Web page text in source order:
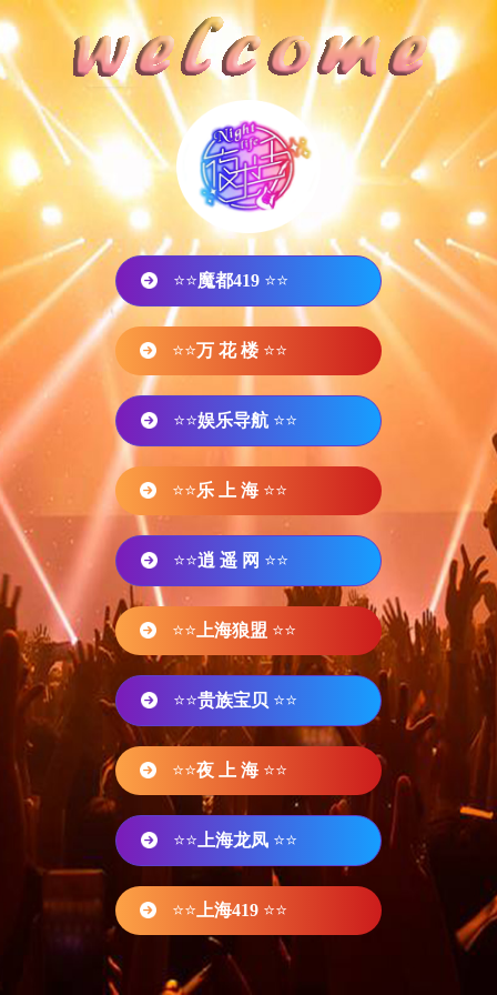
⭐⭐魔都419 ⭐⭐
⭐⭐万 花 楼 ⭐⭐
⭐⭐娱乐导航 ⭐⭐
⭐⭐乐 上 海 ⭐⭐
⭐⭐逍 遥 网 ⭐⭐
⭐⭐ 上海狼盟 ⭐⭐
⭐⭐贵族宝贝 ⭐⭐
⭐⭐夜 上 海 ⭐⭐
⭐⭐ 上海龙凤 ⭐⭐
⭐⭐ 上海419 ⭐⭐